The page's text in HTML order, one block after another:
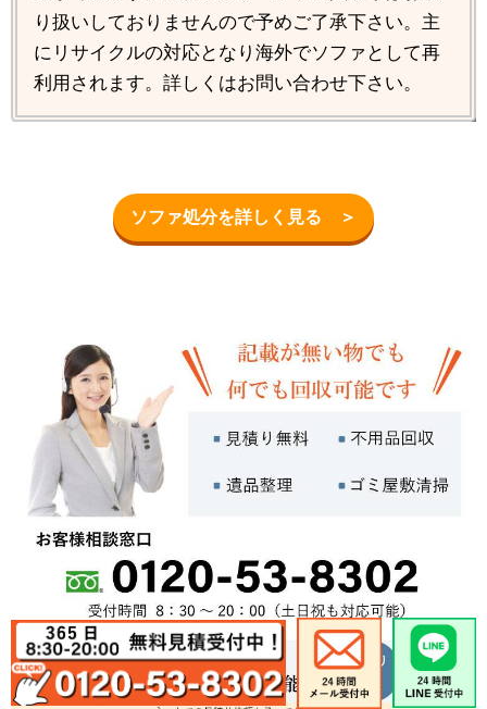
り扱いしておりませんので予めご了承下さい。主
にリサイクルの対応となり海外でソファとして再
利用されます。詳しくはお問い合わせ下さい。
ソファ処分を詳しく見る ＞